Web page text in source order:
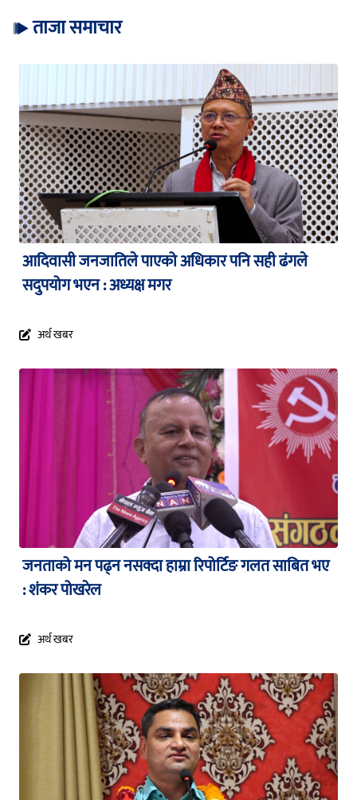
ताजा समाचार
आदिवासी जनजातिले पाएको अधिकार पनि सही ढंगले
सदुपयोग भएन : अध्यक्ष मगर
अर्थ खबर
जनताको मन पढ्न नसक्दा हाम्रा रिपोर्टिङ गलत साबित भए
: शंकर पोखरेल
अर्थ खबर